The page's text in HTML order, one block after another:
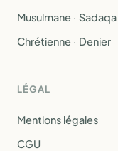
Musulmane · Sadaqa
Chrétienne · Denier
LÉGAL
Mentions légales
CGU